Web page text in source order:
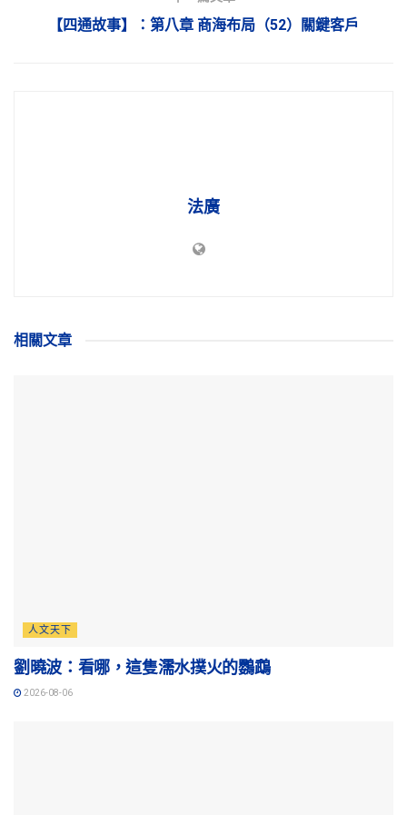
【四通故事】：第八章 商海布局（52）關鍵客戶
法廣
相關文章
人文天下
劉曉波：看哪，這隻濡水撲火的鸚鵡
2026-08-06